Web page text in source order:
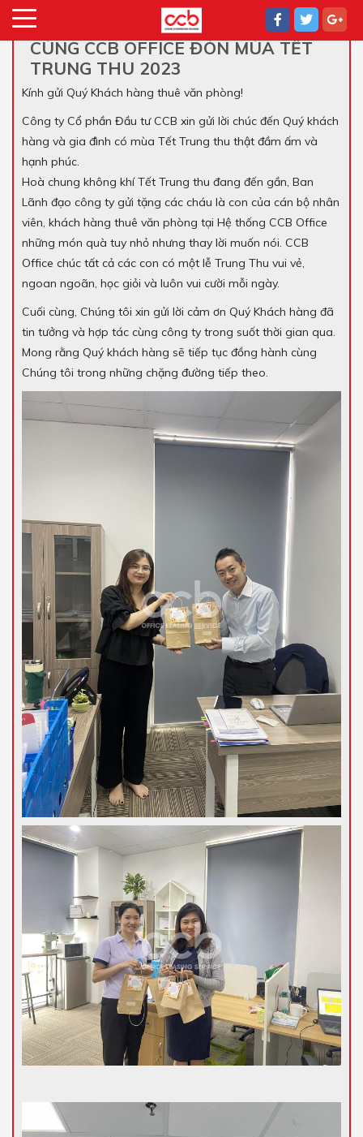
CÙNG CCB OFFICE ĐÓN MÙA TẾT
TRUNG THU 2023
Kính gửi Quý Khách hàng thuê văn phòng!
Công ty Cổ phần Đầu tư CCB xin gửi lời chúc đến Quý khách
hàng và gia đình có mùa Tết Trung thu thật đầm ấm và
hạnh phúc.
Hoà chung không khí Tết Trung thu đang đến gần, Ban
Lãnh đạo công ty gửi tặng các cháu là con của cán bộ nhân
viên, khách hàng thuê văn phòng tại Hệ thống CCB Office
những món quà tuy nhỏ nhưng thay lời muốn nói. CCB
Office chúc tất cả các con có một lễ Trung Thu vui vẻ,
ngoan ngoãn, học giỏi và luôn vui cười mỗi ngày.
Cuối cùng, Chúng tôi xin gửi lời cảm ơn Quý Khách hàng đã
tin tưởng và hợp tác cùng công ty trong suốt thời gian qua.
Mong rằng Quý khách hàng sẽ tiếp tục đồng hành cùng
Chúng tôi trong những chặng đường tiếp theo.